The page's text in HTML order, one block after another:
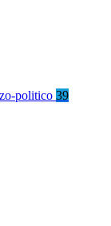
politico 39